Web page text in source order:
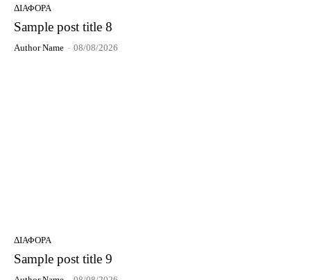
ΔΙΆΦΟΡΑ
Sample post title 8
Author Name - 08/08/2026
ΔΙΆΦΟΡΑ
Sample post title 9